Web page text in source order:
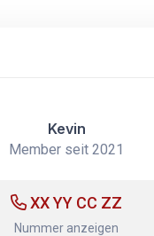
Kevin
Member seit 2021
XX YY CC ZZ
Nummer anzeigen